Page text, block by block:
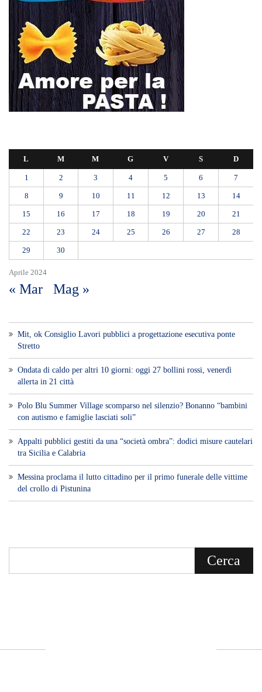
Aprile 2024
L M M G V S D
1 2 3 4 5 6 7
8 9 10 11 12 13 14
15 16 17 18 19 20 21
22 23 24 25 26 27 28
29 30
« Mar Mag »
Mit, ok Consiglio Lavori pubblici a progettazione esecutiva ponte
Stretto
Ondata di caldo per altri 10 giorni: oggi 27 bollini rossi, venerdì
allerta in 21 città
Polo Blu Summer Village scomparso nel silenzio? Bonanno “bambini
con autismo e famiglie lasciati soli”
Appalti pubblici gestiti da una “società ombra”: dodici misure cautelari
tra Sicilia e Calabria
Messina proclama il lutto cittadino per il primo funerale delle vittime
del crollo di Pistunina